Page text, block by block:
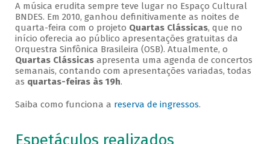
A música erudita sempre teve lugar no Espaço Cultural
BNDES. Em 2010, ganhou definitivamente as noites de
quarta-feira com o projeto Quartas Clássicas, que no
início oferecia ao público apresentações gratuitas da
Orquestra Sinfônica Brasileira (OSB). Atualmente, o
Quartas Clássicasapresenta uma agenda de concertos
semanais, contando com apresentações variadas, todas
as quartas-feiras às 19h.
Saiba como funciona a reserva de ingressos.